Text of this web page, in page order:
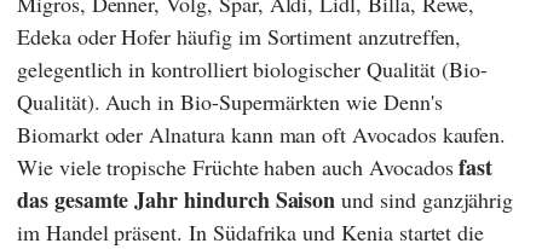
EdekaoderHofer häufig im Sortiment anzutreffen,
gelegentlich in kontrolliert biologischer Qualität (Bio-
Qualität). Auch in Bio-Supermärkten wie Denn's
BiomarktoderAlnaturakann man oft Avocados kaufen.
Wie viele tropische Früchte haben auch Avocadosfast
das gesamte Jahr hindurch Saison und sind ganzjährig
im Handel präsent. In Südafrika und Kenia startet die